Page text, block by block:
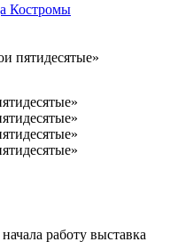
Костромы
пятидесятые»
работу выставка